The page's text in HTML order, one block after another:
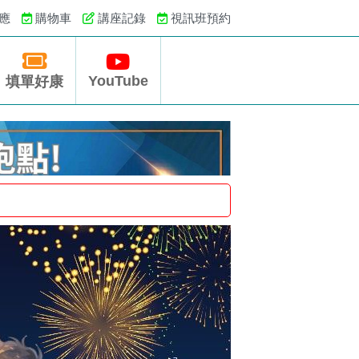
購物車 講座記錄 視訊班預約
填單好康 YouTube